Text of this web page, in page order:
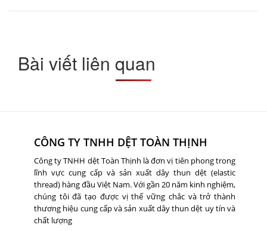
Bài viết liên quan
CÔNG TY TNHH DỆT TOÀN THỊNH
Công ty TNHH dệt Toàn Thịnh là đơn vị tiên phong trong
lĩnh vực cung cấp và sản xuất dây thun dệt (elastic
thread) hàng đầu Việt Nam. Với gần 20 năm kinh nghiệm,
chúng tôi đã tạo được vị thế vững chắc và trở thành
thương hiệu cung cấp và sản xuất dây thun dệt uy tín và
chất lượng